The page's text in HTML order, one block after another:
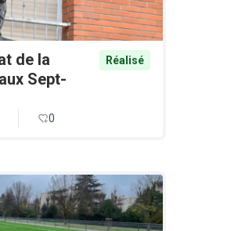
de la
Sept-
Réalisé
0